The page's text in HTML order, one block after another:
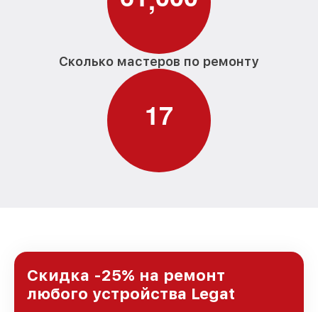
Сколько мастеров по ремонту
17
Скидка -25% на ремонт
любого устройства Legat